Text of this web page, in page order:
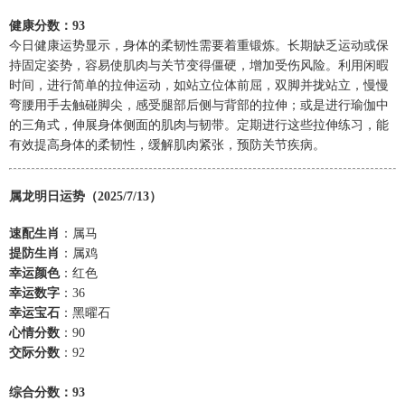
健康分数：93
今日健康运势显示，身体的柔韧性需要着重锻炼。长期缺乏运动或保
持固定姿势，容易使肌肉与关节变得僵硬，增加受伤风险。利用闲暇
时间，进行简单的拉伸运动，如站立位体前屈，双脚并拢站立，慢慢
弯腰用手去触碰脚尖，感受腿部后侧与背部的拉伸；或是进行瑜伽中
的三角式，伸展身体侧面的肌肉与韧带。定期进行这些拉伸练习，能
有效提高身体的柔韧性，缓解肌肉紧张，预防关节疾病。
属龙明日运势（2025/7/13）
速配生肖 ：属马
提防生肖 ：属鸡
幸运颜色：红色
幸运数字 ：36
幸运宝石 ：黑曜石
心情分数 ：90
交际分数 ：92
综合分数：93